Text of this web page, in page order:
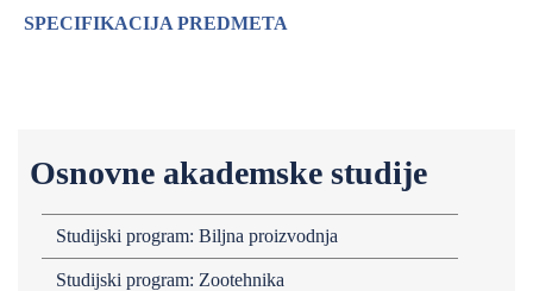
Osnovne akademske studije
Studijski program: Biljna proizvodnja
Studijski program: Zootehnika
SPECIFIKACIJA PREDMETA